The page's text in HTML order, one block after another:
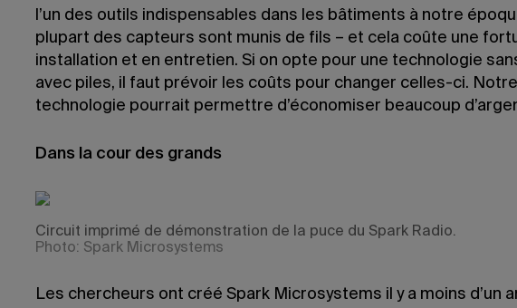
l’un des outils indispensables dans les bâtiments à notre
plupart des capteurs sont munis de fils – et cela coûte une
installation et en entretien. Si on opte pour une technologie
avec piles, il faut prévoir les coûts pour changer celles-ci. Notre
technologie pourrait permettre d’économiser beaucoup
Dans la cour des grands
Circuit imprimé de démonstration de la puce du Spark Radio.
Photo: Spark Microsystems
Les chercheurs ont créé Spark Microsystems il y a moins d’un